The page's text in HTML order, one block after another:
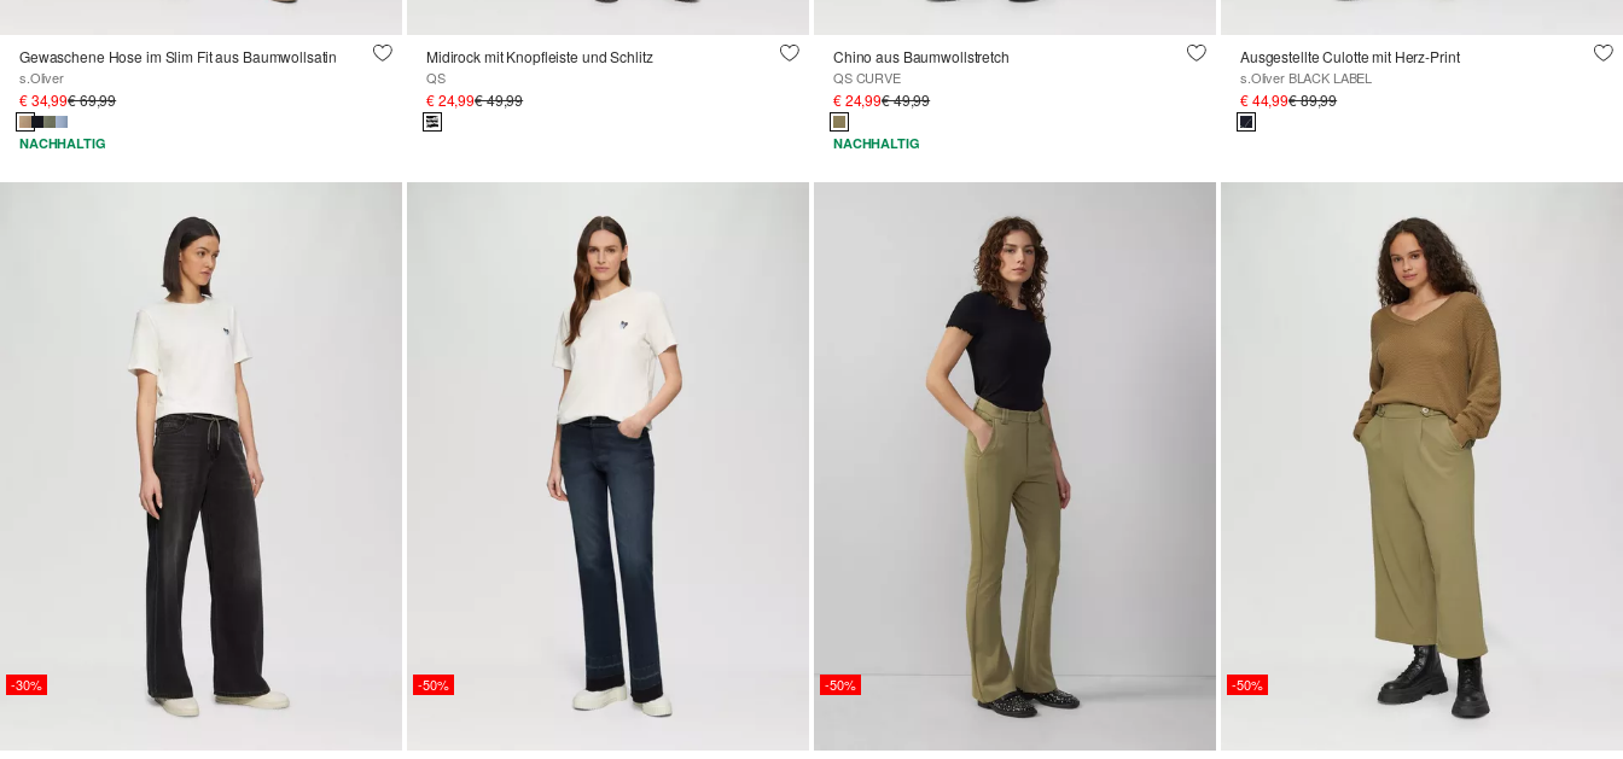
Gewaschene Hose im Slim Fit aus Baumwollsatin
s.Oliver
€ 34,99€ 69,99
NACHHALTIG
Midirock mit Knopfleiste und Schlitz
QS
€ 24,99€ 49,99
Chino aus Baumwollstretch
QS CURVE
€ 24,99€ 49,99
NACHHALTIG
Ausgestellte Culotte mit Herz-Print
s.Oliver BLACK LABEL
€ 44,99€ 89,99
-30% -50% -50% -50%